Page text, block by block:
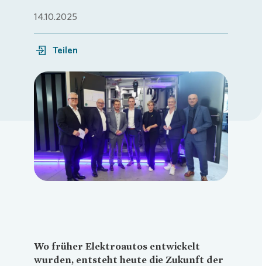
Weitere Angebote
Login
14.10.2025
Teilen
Loading...
Wo früher Elektroautos entwickelt
wurden, entsteht heute die Zukunft der